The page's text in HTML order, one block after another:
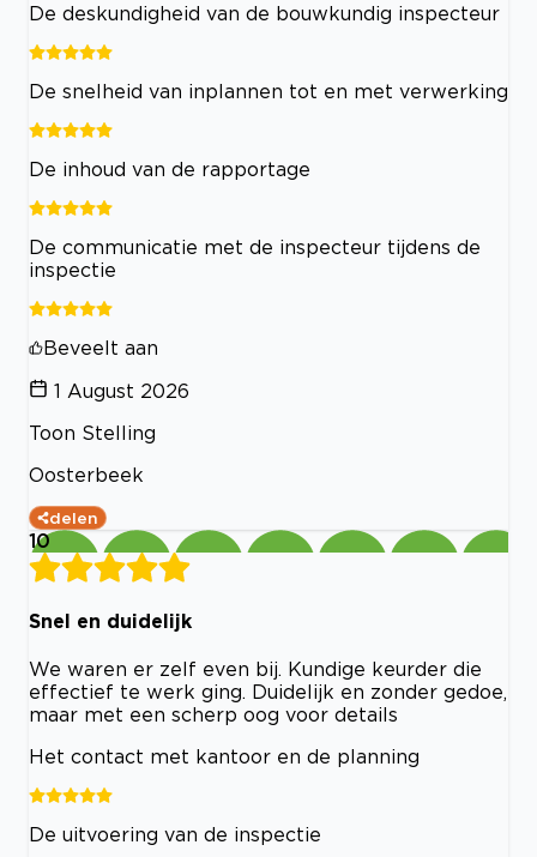
De deskundigheid van de bouwkundig inspecteur
De snelheid van inplannen tot en met verwerking
De inhoud van de rapportage
De communicatie met de inspecteur tijdens de
inspectie
Beveelt aan
1 August 2026
Toon Stelling
Oosterbeek
delen
10
Snel en duidelijk
We waren er zelf even bij. Kundige keurder die
effectief te werk ging. Duidelijk en zonder gedoe,
maar met een scherp oog voor details
Het contact met kantoor en de planning
De uitvoering van de inspectie